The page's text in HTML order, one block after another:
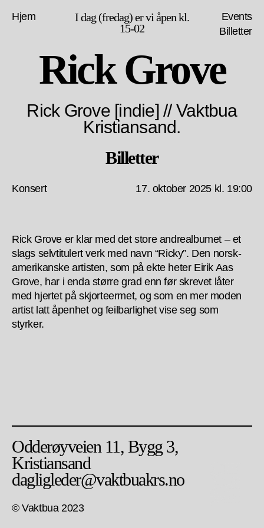
Hjem
I dag (fredag) er vi åpen kl.
15-02
Events
Billetter
Rick Grove
Rick Grove [indie] // Vaktbua
Kristiansand.
Billetter
Konsert 17. oktober 2025 kl. 19:00
Rick Grove er klar med det store andrealbumet – et
slags selvtitulert verk med navn “Ricky”. Den norsk-
amerikanske artisten, som på ekte heter Eirik Aas
Grove, har i enda større grad enn før skrevet låter
med hjertet på skjorteermet, og som en mer moden
artist latt åpenhet og feilbarlighet vise seg som
styrker.
Odderøyveien 11, Bygg 3,
Kristiansand
dagligleder@vaktbuakrs.no
© Vaktbua 2023